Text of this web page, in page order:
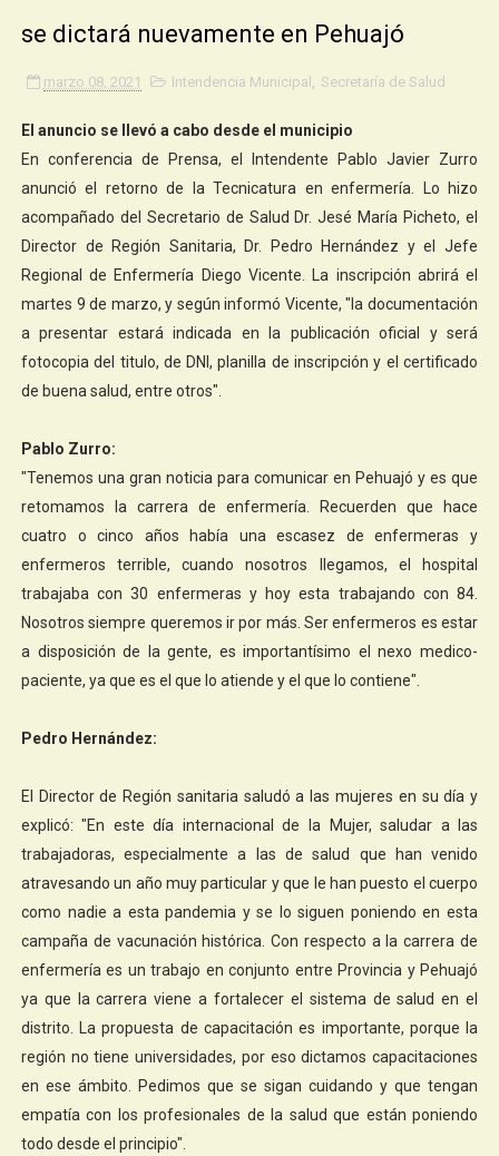
se dictará nuevamente en Pehuajó
marzo 08, 2021 Intendencia Municipal Secretaría de Salud
El anuncio se llevó a cabo desde el municipio
En conferencia de Prensa, el Intendente Pablo Javier Zurro
anunció el retorno de la Tecnicatura en enfermería. Lo hizo
acompañado del Secretario de Salud Dr. Jesé María Picheto, el
Director de Región Sanitaria, Dr. Pedro Hernández y el Jefe
Regional de Enfermería Diego Vicente. La inscripción abrirá el
martes 9 de marzo, y según informó Vicente, "la documentación
a presentar estará indicada en la publicación oficial y será
fotocopia del titulo, de DNI, planilla de inscripción y el certificado
de buena salud, entre otros".
Pablo Zurro:
"Tenemos una gran noticia para comunicar en Pehuajó y es que
retomamos la carrera de enfermería. Recuerden que hace
cuatro o cinco años había una escasez de enfermeras y
enfermeros terrible, cuando nosotros llegamos, el hospital
trabajaba con 30 enfermeras y hoy esta trabajando con 84.
Nosotros siempre queremos ir por más. Ser enfermeros es estar
a disposición de la gente, es importantísimo el nexo medico-
paciente, ya que es el que lo atiende y el que lo contiene".
Pedro Hernández:
El Director de Región sanitaria saludó a las mujeres en su día y
explicó: "En este día internacional de la Mujer, saludar a las
trabajadoras, especialmente a las de salud que han venido
atravesando un año muy particular y que le han puesto el cuerpo
como nadie a esta pandemia y se lo siguen poniendo en esta
campaña de vacunación histórica. Con respecto a la carrera de
enfermería es un trabajo en conjunto entre Provincia y Pehuajó
ya que la carrera viene a fortalecer el sistema de salud en el
distrito. La propuesta de capacitación es importante, porque la
región no tiene universidades, por eso dictamos capacitaciones
en ese ámbito. Pedimos que se sigan cuidando y que tengan
empatía con los profesionales de la salud que están poniendo
todo desde el principio".